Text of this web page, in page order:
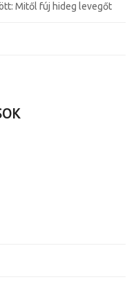
Mitől fúj hideg levegőt